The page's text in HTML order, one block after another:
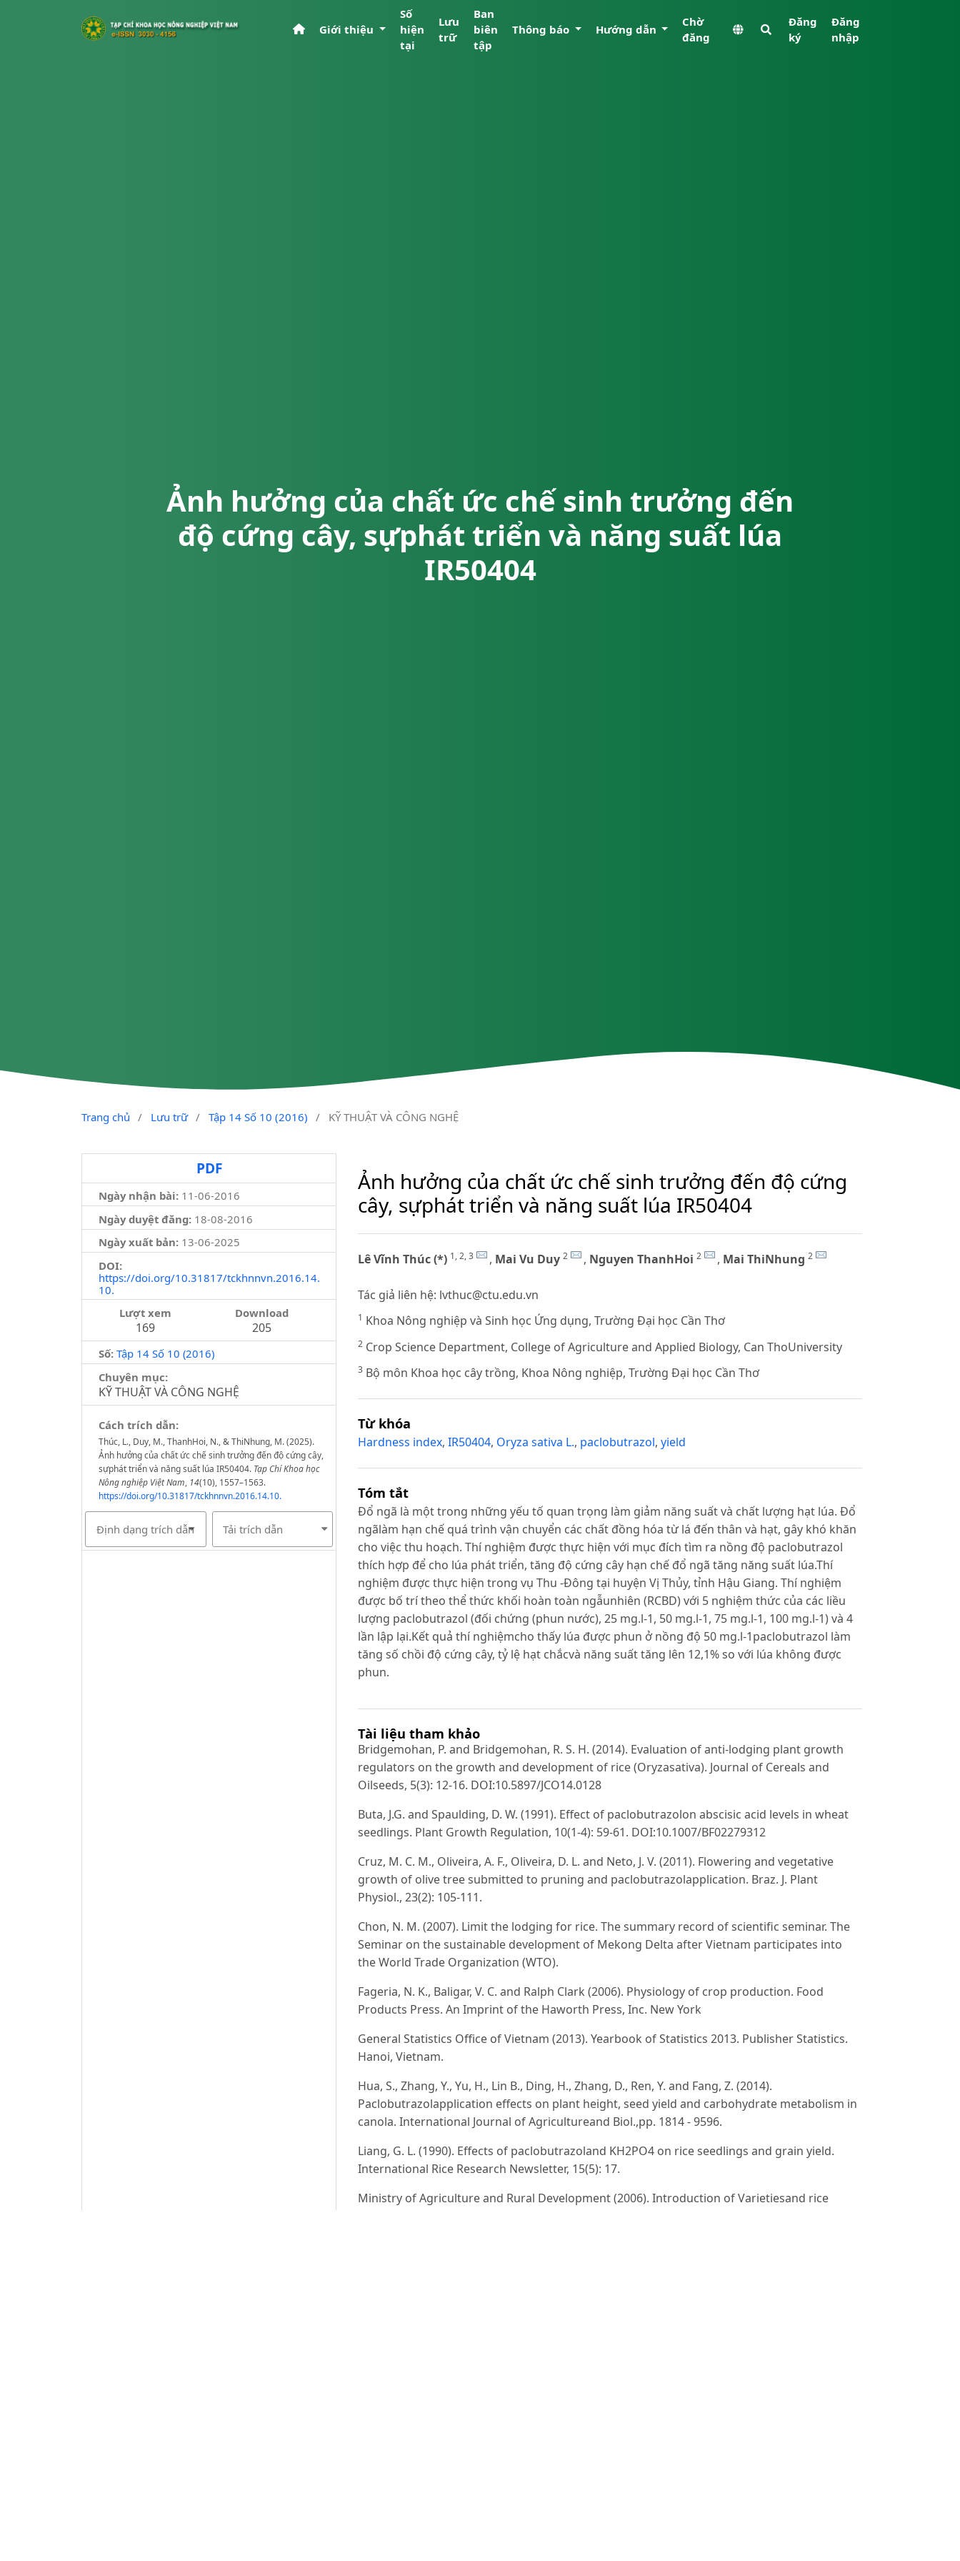
Giới thiệu
Số
hiện
tại
Lưu
trữ
Ban
biên
tập
Thông báo Hướng dẫn
Chờ
đăng
Đăng
ký
Đăng
nhập
Ảnh hưởng của chất ức chế sinh trưởng đến
độ cứng cây, sựphát triển và năng suất lúa
IR50404
Trang chủ / Lưu trữ / Tập 14 Số 10 (2016) / KỸ THUẬT VÀ CÔNG NGHỆ
PDF
Ngày nhận bài: 11-06-2016
Ngày duyệt đăng:18-08-2016
Ngày xuất bản: 13-06-2025
DOI:
https://doi.org/10.31817/tckhnnvn.2016.14.
10.
Lượt xem
169
Download
205
Số: Tập 14 Số 10 (2016)
Chuyên mục:
KỸ THUẬT VÀ CÔNG NGHỆ
Cách trích dẫn:
Thúc, L., Duy, M., ThanhHoi, N., & ThiNhung, M. (2025).
Ảnh hưởng của chất ức chế sinh trưởng đến độ cứng cây,
sựphát triển và năng suất lúa IR50404. Tạp Chí Khoa học
Nông nghiệp Việt Nam, 14(10), 1557–1563.
https://doi.org/10.31817/tckhnnvn.2016.14.10.
Định dạng trích dẫn Tải trích dẫn
Ảnh hưởng của chất ức chế sinh trưởng đến độ cứng
cây, sựphát triển và năng suất lúa IR50404
Lê Vĩnh Thúc (*) 1, 2, 3 , Mai Vu Duy 2 , Nguyen ThanhHoi 2 , Mai ThiNhung 2
Tác giả liên hệ: lvthuc@ctu.edu.vn
1 Khoa Nông nghiệp và Sinh học Ứng dụng, Trường Đại học Cần Thơ
2 Crop Science Department, College of Agriculture and Applied Biology, Can ThoUniversity
3 Bộ môn Khoa học cây trồng, Khoa Nông nghiệp, Trường Đại học Cần Thơ
Từ khóa
Hardness index,IR50404, Oryza sativa L., paclobutrazol,yield
Tóm tắt
Đổ ngã là một trong những yếu tố quan trọng làm giảm năng suất và chất lượng hạt lúa. Đổ
ngãlàm hạn chế quá trình vận chuyển các chất đồng hóa từ lá đến thân và hạt, gây khó khăn
cho việc thu hoạch. Thí nghiệm được thực hiện với mục đích tìm ra nồng độ paclobutrazol
thích hợp để cho lúa phát triển, tăng độ cứng cây hạn chế đổ ngã tăng năng suất lúa.Thí
nghiệm được thực hiện trong vụ Thu -Đông tại huyện Vị Thủy, tỉnh Hậu Giang. Thí nghiệm
được bố trí theo thể thức khối hoàn toàn ngẫunhiên (RCBD) với 5 nghiệm thức của các liều
lượng paclobutrazol (đối chứng (phun nước), 25 mg.l-1, 50 mg.l-1, 75 mg.l-1, 100 mg.l-1) và 4
lần lập lại.Kết quả thí nghiệmcho thấy lúa được phun ở nồng độ 50 mg.l-1paclobutrazol làm
tăng số chồi độ cứng cây, tỷ lệ hạt chắcvà năng suất tăng lên 12,1% so với lúa không được
phun.
Tài liệu tham khảo
Bridgemohan, P. and Bridgemohan, R. S. H. (2014). Evaluation of anti-lodging plant growth
regulators on the growth and development of rice (Oryzasativa). Journal of Cereals and
Oilseeds, 5(3): 12-16. DOI:10.5897/JCO14.0128
Buta, J.G. and Spaulding, D. W. (1991). Effect of paclobutrazolon abscisic acid levels in wheat
seedlings. Plant Growth Regulation, 10(1-4): 59-61. DOI:10.1007/BF02279312
Cruz, M. C. M., Oliveira, A. F., Oliveira, D. L. and Neto, J. V. (2011). Flowering and vegetative
growth of olive tree submitted to pruning and paclobutrazolapplication. Braz. J. Plant
Physiol., 23(2): 105-111.
Chon, N. M. (2007). Limit the lodging for rice. The summary record of scientific seminar. The
Seminar on the sustainable development of Mekong Delta after Vietnam participates into
the World Trade Organization (WTO).
Fageria, N. K., Baligar, V. C. and Ralph Clark (2006). Physiology of crop production. Food
Products Press. An Imprint of the Haworth Press, Inc. New York
General Statistics Office of Vietnam (2013). Yearbook of Statistics 2013. Publisher Statistics.
Hanoi, Vietnam.
Hua, S., Zhang, Y., Yu, H., Lin B., Ding, H., Zhang, D., Ren, Y. and Fang, Z. (2014).
Paclobutrazolapplication effects on plant height, seed yield and carbohydrate metabolism in
canola. International Journal of Agricultureand Biol.,pp. 1814 - 9596.
Liang, G. L. (1990). Effects of paclobutrazoland KH2PO4 on rice seedlings and grain yield.
International Rice Research Newsletter, 15(5): 17.
Ministry of Agriculture and Rural Development (2006). Introduction of Varietiesand rice